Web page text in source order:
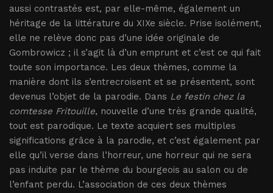
aussi contrastés est, par elle-même, également un
héritage de la littérature du XIXe siècle. Prise isolément,
elle ne relève donc pas d’une idée originale de
Gombrowicz ; il s’agit là d’un emprunt et c’est ce qui fait
toute son importance. Les deux thèmes, comme la
manière dont ils s’entrecroisent et se présentent, sont
devenus l’objet de la parodie. Dans Le festin chez la
comtesse Fritouille, nouvelle d’une très grande qualité,
tout est parodique. Le texte acquiert ses multiples
significations grâce à la parodie, et c’est également par
elle qu’il verse dans l’horreur, une horreur qui ne sera
pas induite par le thème du bourgeois au salon ou de
l’enfant perdu. L’association de ces deux thèmes